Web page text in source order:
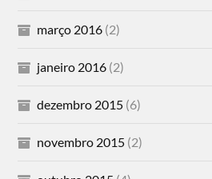
março 2016 (2)
janeiro 2016 (2)
dezembro 2015 (6)
novembro 2015 (2)